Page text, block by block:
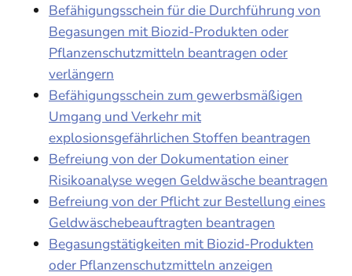
Befähigungsschein für die Durchführung von
Begasungen mit Biozid-Produkten oder
Pflanzenschutzmitteln beantragen oder
verlängern
Befähigungsschein zum gewerbsmäßigen
Umgang und Verkehr mit
explosionsgefährlichen Stoffen beantragen
Befreiung von der Dokumentation einer
Risikoanalyse wegen Geldwäsche beantragen
Befreiung von der Pflicht zur Bestellung eines
Geldwäschebeauftragten beantragen
Begasungstätigkeiten mit Biozid-Produkten
oder Pflanzenschutzmitteln anzeigen